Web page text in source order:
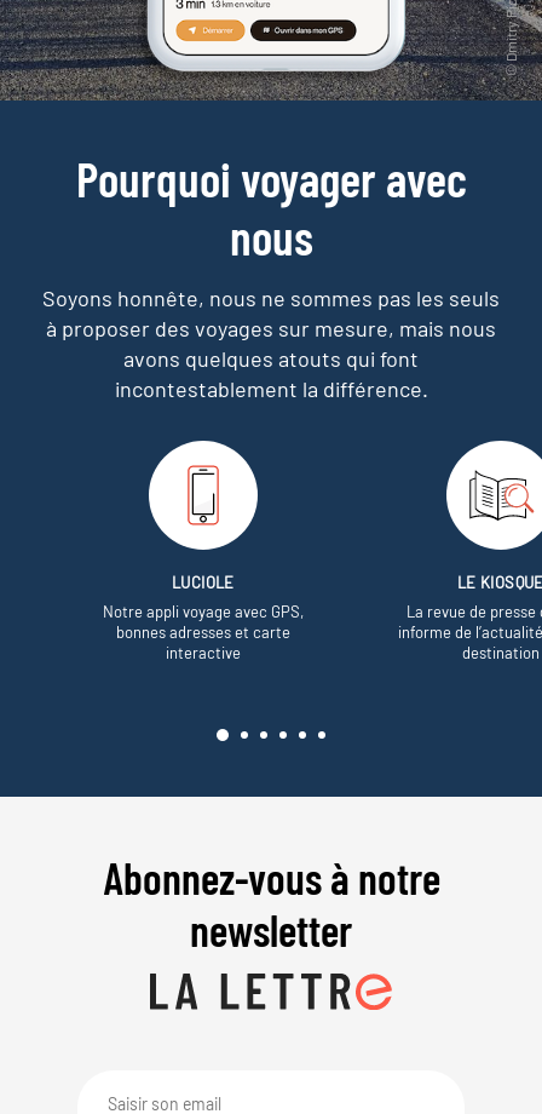
Pourquoi voyager avec
nous
Soyons honnête, nous ne sommes pas les seuls
à proposer des voyages sur mesure, mais nous
avons quelques atouts qui font
incontestablement la différence.
LUCIOLE
Notre appli voyage avec GPS,
bonnes adresses et carte
interactive
LE
La revue de presse
informe de
destination
Abonnez-vous à notre
newsletter